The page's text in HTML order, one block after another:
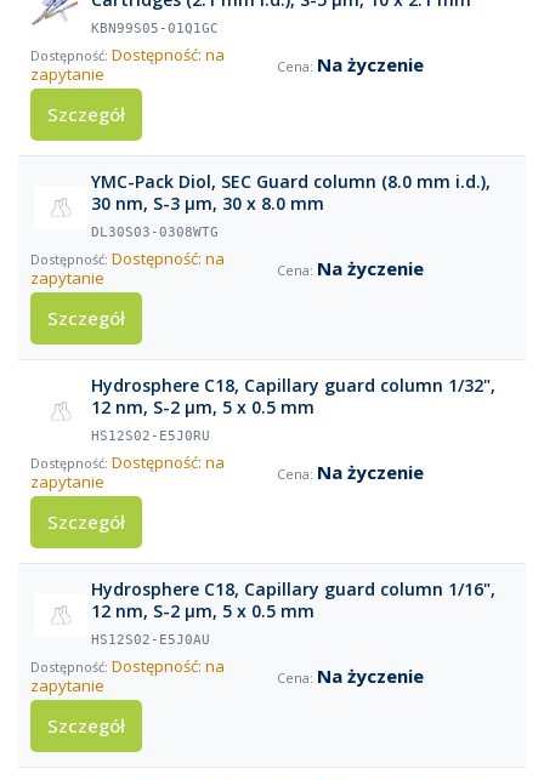
KBN99S05-01Q1GC
Dostępność: na
zapytanie
Na życzenie
Szczegół
YMC-Pack Diol, SEC Guard column (8.0 mm i.d.),
30 nm, S-3 µm, 30 x 8.0 mm
DL30S03-0308WTG
Dostępność: na
zapytanie
Na życzenie
Szczegół
Hydrosphere C18, Capillary guard column 1/32",
12 nm, S-2 µm, 5 x 0.5 mm
HS12S02-E5J0RU
Dostępność: na
zapytanie
Na życzenie
Szczegół
Hydrosphere C18, Capillary guard column 1/16",
12 nm, S-2 µm, 5 x 0.5 mm
HS12S02-E5J0AU
Dostępność: na
zapytanie
Na życzenie
Szczegół